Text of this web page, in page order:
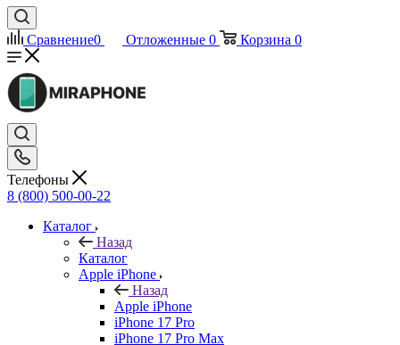
Сравнение0 Отложенные 0 Корзина 0
Телефоны
8 (800) 500-00-22
Каталог
Назад
Каталог
Apple iPhone
Назад
Apple iPhone
iPhone 17 Pro
iPhone 17 Pro Max